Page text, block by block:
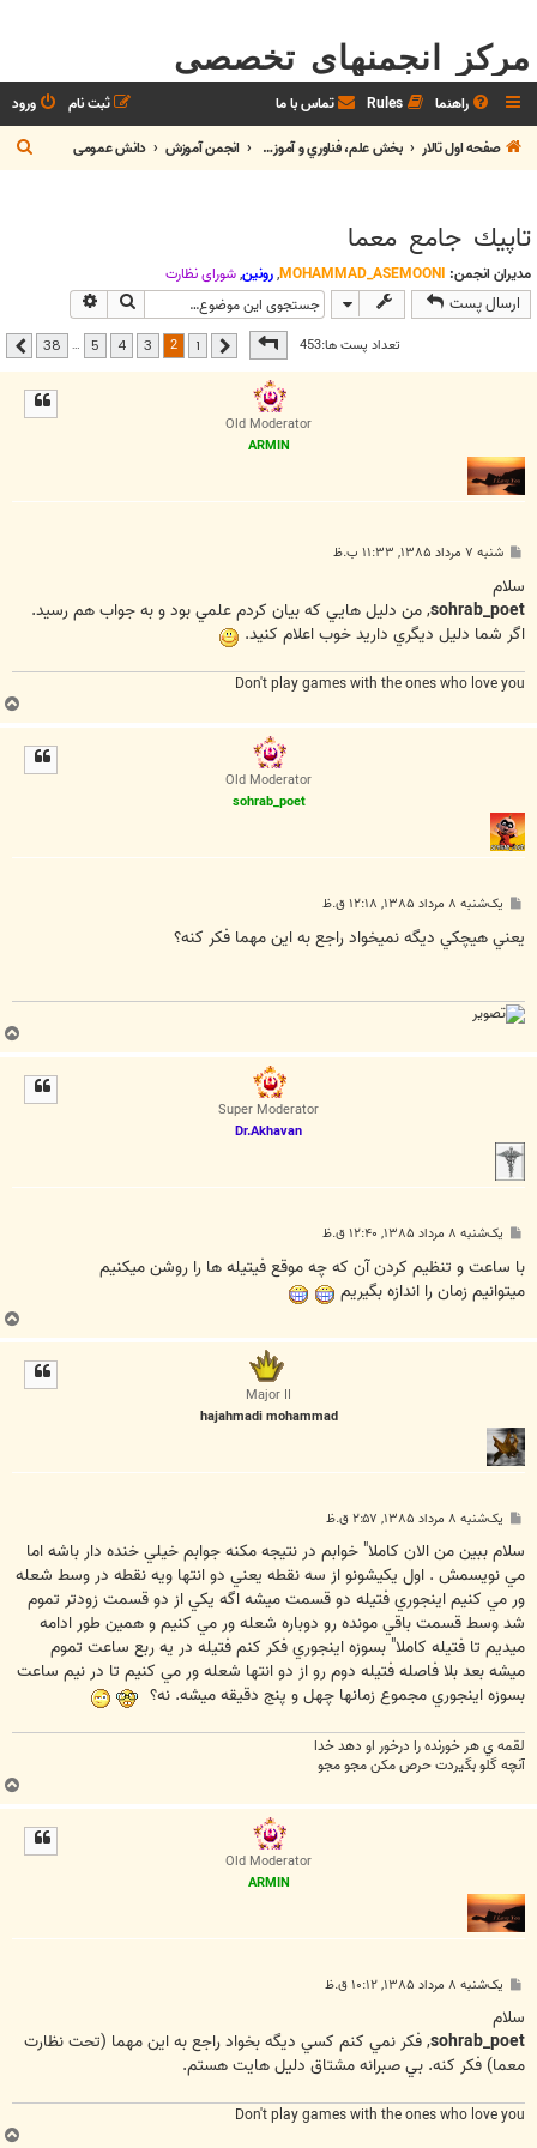
مرکز انجمنهای تخصصی
راهنما Rules تماس با ما ورود
ثبت نام
صفحه اول تالار
بخش علم، فناوري و آموزش انجمن آموزش دانش عمومی
ج
س
تاپيك جامع معما
مدیران انجمن: MOHAMMAD_ASEMOONI
,رونین,شوراي نظارت
ارسال پست جستجو
تعداد پست ها:453صفحه2 از38 قبلی 2
3
4
5
…
38 بعدی
Old Moderator
ARMIN
پ
ت
شنبه ۷ مرداد ۱۳۸۵, ۱۱:۳۳ ب.ظ
سلام
sohrab_poet, من دليل هايي که بيان کردم علمي بود و به جواب هم رسيد.
اگر شما دليل ديگري داريد خوب اعلام کنيد.
Don't play games with the ones who love you
ب
ا
Old Moderator
sohrab_poet
پ
ت
یک‌شنبه ۸ مرداد ۱۳۸۵, ۱۲:۱۸ ق.ظ
يعني هيچكي ديگه نميخواد راجع به اين مهما فكر كنه؟
ب
ا
Super Moderator
Dr.Akhavan
پ
ت
یک‌شنبه ۸ مرداد ۱۳۸۵, ۱۲:۴۰ ق.ظ
با ساعت و تنظيم كردن آن كه چه موقع فيتيله ها را روشن ميكنيم
ميتوانيم زمان را اندازه بگيريم
ب
ا
Major II
hajahmadi mohammad
پ
ت
یک‌شنبه ۸ مرداد ۱۳۸۵, ۲:۵۷ ق.ظ
سلام ببين من الان كاملا" خوابم در نتيجه مكنه جوابم خيلي خنده دار باشه اما
مي نويسمش . اول يكيشونو از سه نقطه يعني دو انتها ويه نقطه در وسط شعله
ور مي كنيم اينجوري فتيله دو قسمت ميشه اگه يكي از دو قسمت زودتر تموم
شد وسط قسمت باقي مونده رو دوباره شعله ور مي كنيم و همين طور ادامه
ميديم تا فتيله كاملا" بسوزه اينجوري فكر كنم فتيله در يه ربع ساعت تموم
ميشه بعد بلا فاصله فتيله دوم رو از دو انتها شعله ور مي كنيم تا در نيم ساعت
بسوزه اينجوري مجموع زمانها چهل و پنج دقيقه ميشه. نه؟
لقمه ي هر خورنده را درخور او دهد خدا
آنچه گلو بگيردت حرص مکن مجو مجو
ب
ا
Old Moderator
ARMIN
پ
ت
یک‌شنبه ۸ مرداد ۱۳۸۵, ۱۰:۱۲ ق.ظ
سلام
sohrab_poet, فکر نمي کنم کسي ديگه بخواد راجع به اين مهما (تحت نظارت
معما) فکر کنه. بي صبرانه مشتاق دليل هايت هستم.
Don't play games with the ones who love you
ب